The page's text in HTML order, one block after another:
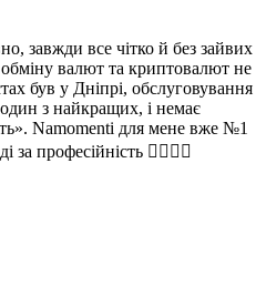
завжди все чітко й без зайвих
валют та криптовалют не
був у Дніпрі, обслуговування
з найкращих, і немає
Namomentі для мене вже №1
професійність 👍🏻👍🏻